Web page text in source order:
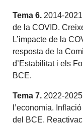
Tema 6. 2014-
de la COVID.
L’impacte de la
resposta de la
d’Estabilitat i els
BCE.
Tema 7. 2022-
l’economia.
del BCE.